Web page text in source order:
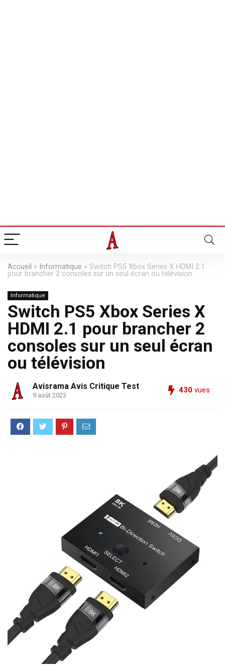
Accueil » Informatique » Switch PS5 Xbox Series X HDMI 2.1
pour brancher 2 consoles sur un seul écran ou télévision
Informatique
Switch PS5 Xbox Series X
HDMI 2.1 pour brancher 2
consoles sur un seul écran
ou télévision
Avisrama Avis Critique Test
9 août 2023
430 vues